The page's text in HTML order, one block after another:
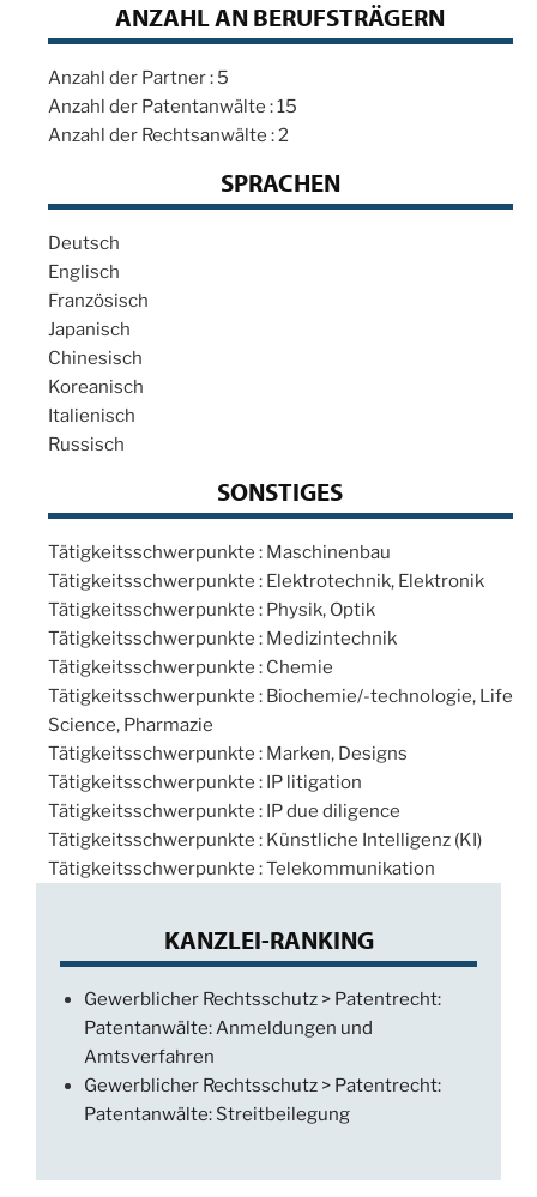
ANZAHL AN BERUFSTRÄGERN
Anzahl der Partner : 5
Anzahl der Patentanwälte : 15
Anzahl der Rechtsanwälte : 2
SPRACHEN
Deutsch
Englisch
Französisch
Japanisch
Chinesisch
Koreanisch
Italienisch
Russisch
SONSTIGES
Tätigkeitsschwerpunkte : Maschinenbau
Tätigkeitsschwerpunkte : Elektrotechnik, Elektronik
Tätigkeitsschwerpunkte : Physik, Optik
Tätigkeitsschwerpunkte : Medizintechnik
Tätigkeitsschwerpunkte : Chemie
Tätigkeitsschwerpunkte : Biochemie/-technologie, Life
Science, Pharmazie
Tätigkeitsschwerpunkte : Marken, Designs
Tätigkeitsschwerpunkte : IP litigation
Tätigkeitsschwerpunkte : IP due diligence
Tätigkeitsschwerpunkte : Künstliche Intelligenz (KI)
Tätigkeitsschwerpunkte : Telekommunikation
KANZLEI-RANKING
Gewerblicher Rechtsschutz > Patentrecht:
Patentanwälte: Anmeldungen und
Amtsverfahren
Gewerblicher Rechtsschutz > Patentrecht:
Patentanwälte: Streitbeilegung